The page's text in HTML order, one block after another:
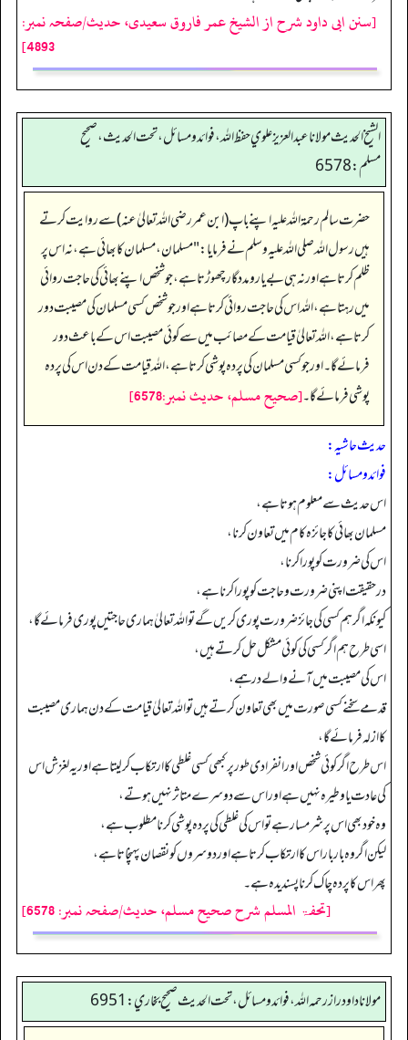
[سنن ابی داود شرح از الشیخ عمر فاروق سعیدی، حدیث/صفحہ نمبر:
4893]
الشيخ الحديث مولانا عبدالعزيز علوي حفظ الله، فوائد و مسائل، تحت الحديث ، صحيح
مسلم: 6578
حضرت سالم رحمۃ اللہ علیہ اپنے باپ(ابن عمر رضی اللہ تعالیٰ عنہ) سے روایت کرتے
ہیں رسول اللہ صلی اللہ علیہ وسلم نے فرمایا:"مسلمان،مسلمان کابھائی ہے،نہ اس پر
ظلم کرتا ہے اور نہ ہی بے یارومددگار چھوڑتا ہے،جو شخص اپنے بھائی کی حاجت روائی
میں رہتا ہے،اللہ اس کی حاجت روائی کرتاہے اور جو شخص کسی مسلمان کی مصیبت دور
کرتا ہے،اللہ تعالیٰ قیامت کے مصائب میں سے کوئی مصیبت اس کے باعث دور
فرمائے گا۔اور جو کسی مسلمان کی پردہ پوشی کرتاہے،اللہ قیامت کے دن اس کی پردہ
پوشی فرمائے گا۔[صحيح مسلم، حديث نمبر:6578]
حدیث حاشیہ:
فوائد ومسائل:
اس حدیث سے معلوم ہوتا ہے،
مسلمان بھائی کا جائزہ کام میں تعاون کرنا،
اس کی ضرورت کو پورا کرنا،
درحقیقت اپنی ضرورت و حاجت کو پورا کرنا ہے،
کیونکہ اگر ہم کسی کی جائز ضرورت پوری کریں گے تو اللہ تعالیٰ ہماری حاجتیں پوری فرمائے گا،
اسی طرح ہم اگر کسی کی کوئی مشکل حل کرتے ہیں،
اس کی مصیبت میں آنے والے درہمے،
قدمے سخنے کسی صورت میں بھی تعاون کرتے ہیں تو اللہ تعالیٰ قیامت کے دن ہماری مصیبت
کا ازلہ فرمائے گا،
اس طرح اگر کوئی شخص اور انفرادی طور پر کبھی کسی غلطی کا ارتکاب کر لیتا ہے اور یہ لغزش اس
کی عادت یا وطیرہ نہیں ہے اور اس سے دوسرے متاثر نہیں ہوتے،
وہ خود بھی اس پر شرمسار ہے تو اس کی غلطی کی پردہ پوشی کرنا مطلوب ہے،
لیکن اگر وہ بار بار اس کا ارتکاب کرتا ہے اور دوسروں کو نقصان پہنچاتا ہے،
پھر اس کا پردہ چاک کرنا پسندیدہ ہے۔
[تحفۃ المسلم شرح صحیح مسلم، حدیث/صفحہ نمبر: 6578]
مولانا داود راز رحمه الله، فوائد و مسائل، تحت الحديث صحيح بخاري: 6951